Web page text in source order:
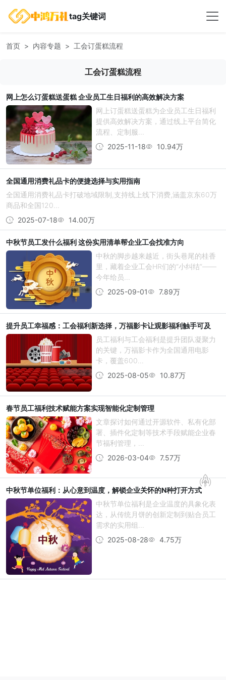
tag关键词
首页 内容专题 工会订蛋糕流程
工会订蛋糕流程
网上怎么订蛋糕送蛋糕 企业员工生日福利的高效解决方案
网上订蛋糕送蛋糕为企业员工生日福利
提供高效解决方案，通过线上平台简化
流程、定制服...
2025-11-18
10.94万
全国通用消费礼品卡的便捷选择与实用指南
全国通用消费礼品卡打破地域限制,支持线上线下消费,涵盖京东60万
商品和全国120...
2025-07-18
14.00万
中秋节员工发什么福利 这份实用清单帮企业工会找准方向
中秋的脚步越来越近，街头巷尾的桂香
里，藏着企业工会HR们的“小纠结”——
今年给员...
2025-09-01
7.89万
提升员工幸福感：工会福利新选择，万福影卡让观影福利触手可及
员工福利与工会福利是提升团队凝聚力
的关键，万福影卡作为全国通用电影
卡，覆盖600...
2025-08-05
10.87万
春节员工福利技术赋能方案实现智能化定制管理
文章探讨如何通过开源软件、私有化部
署、插件化定制等技术手段赋能企业春
节福利管理，...
2026-03-04
7.57万
中秋节单位福利：从心意到温度，解锁企业关怀的N种打开方式
中秋节单位福利是企业温度的具象化表
达，从传统月饼的创新定制到贴合员工
需求的实用组...
2025-08-28
4.75万